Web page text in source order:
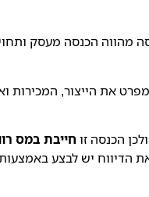
מהווה הכנסה מעסק
את הייצור, המכירות
חייבת במס
רווח ההון. את הדיווח יש לבצע